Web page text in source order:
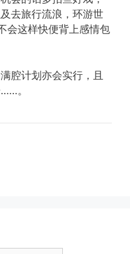
去旅行流浪，环游世
会这样快便背上感情包
腔计划亦会实行，且
。